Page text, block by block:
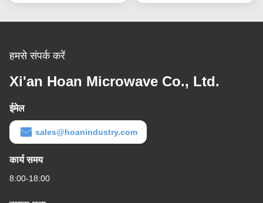
हमसे संपर्क करें
Xi'an Hoan Microwave Co., Ltd.
ईमेल
sales@hoanindustry.com
कार्य समय
8:00-18:00